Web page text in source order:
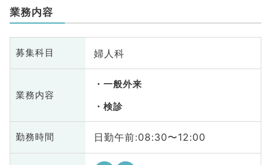
業務内容
募集科目 婦人科
業務内容
一般外来
検診
勤務時間 日勤午前:08:30〜12:00